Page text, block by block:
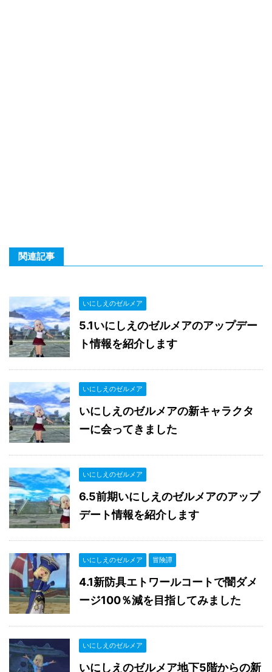
関連記事
いにしえのゼルメア
5.1いにしえのゼルメアのアップデー
ト情報を紹介します
いにしえのゼルメア
いにしえのゼルメアの新キャラクタ
ーに会ってきました
いにしえのゼルメア
6.5前期いにしえのゼルメアのアップ
デート情報を紹介します
いにしえのゼルメア 冒険譚
4.1新防具エトワールコートで闇ダメ
ージ100％減を目指してみました
いにしえのゼルメア
いにしえのゼルメア地下5階からの新